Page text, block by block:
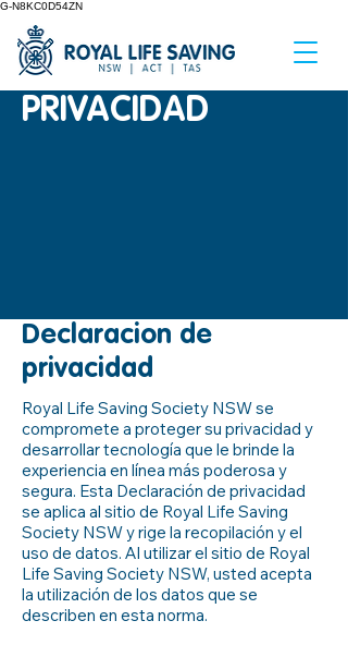
G-N8KC0D54ZN
PRIVACIDAD
Declaracion de
privacidad
Royal Life Saving Society NSW se
compromete a proteger su privacidad y
desarrollar tecnología que le brinde la
experiencia en línea más poderosa y
segura. Esta Declaración de privacidad
se aplica al sitio de Royal Life Saving
Society NSW y rige la recopilación y el
uso de datos. Al utilizar el sitio de Royal
Life Saving Society NSW, usted acepta
la utilización de los datos que se
describen en esta norma.